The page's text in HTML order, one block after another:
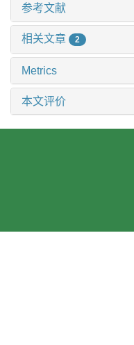
参考文献
相关文章 2
Metrics
本文评价